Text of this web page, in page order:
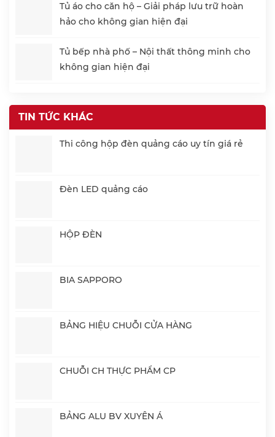
Tủ áo cho căn hộ – Giải pháp lưu trữ hoàn
hảo cho không gian hiện đại
Tủ bếp nhà phố – Nội thất thông minh cho
không gian hiện đại
TIN TỨC KHÁC
Thi công hộp đèn quảng cáo uy tín giá rẻ
Đèn LED quảng cáo
HỘP ĐÈN
BIA SAPPORO
BẢNG HIỆU CHUỖI CỬA HÀNG
CHUỖI CH THỰC PHẨM CP
BẢNG ALU BV XUYÊN Á